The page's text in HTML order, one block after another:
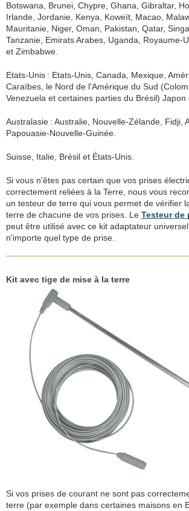
Botswana, Brunei, Chypre, Ghana, Gibraltar,
Irlande, Jordanie, Kenya, Koweït, Macao,
Mauritanie, Niger, Oman, Pakistan, Qatar,
Tanzanie, Emirats Arabes, Uganda, Royaume-
et Zimbabwe.
Etats-Unis : Etats-Unis, Canada, Mexique,
Caraïbes, le Nord de l'Amérique du Sud
Venezuela et certaines parties du Brésil) Japon
Australasie : Australie, Nouvelle-Zélande, Fidji,
Papouasie-Nouvelle-Guinée.
Suisse, Italie, Brésil et États-Unis.
Si vous n'êtes pas certain que vos prises
correctement reliées à la Terre, nous vous
un testeur de terre qui vous permet de vérifier
terre de chacune de vos prises. Le Testeur de
peut être utilisé avec ce kit adaptateur
n'importe quel type de prise.
Kit avec tige de mise à la terre
Si vos prises de courant ne sont pas
terre (par exemple dans certaines maisons en